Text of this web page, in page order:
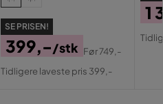
SE PRISEN!
Pris
399,-/stk
Original
Før749,-
Tidligere laveste pris 399,-
1